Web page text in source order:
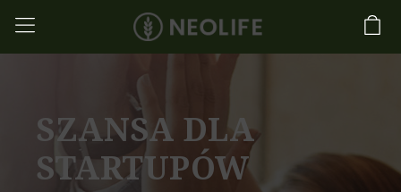
SZANSA DLA
STARTUPÓW